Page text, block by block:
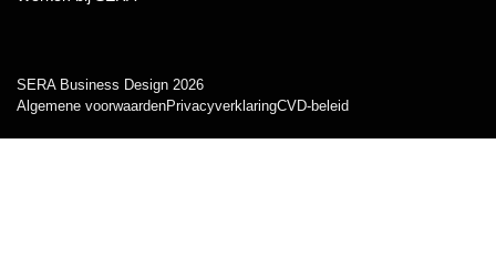
SERA Business Design 2026
Algemene voorwaardenPrivacyverklaringCVD-beleid